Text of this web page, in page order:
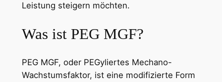
Leistung steigern möchten.
Was ist PEG MGF?
PEG MGF, oder PEGyliertes Mechano-
Wachstumsfaktor, ist eine modifizierte Form